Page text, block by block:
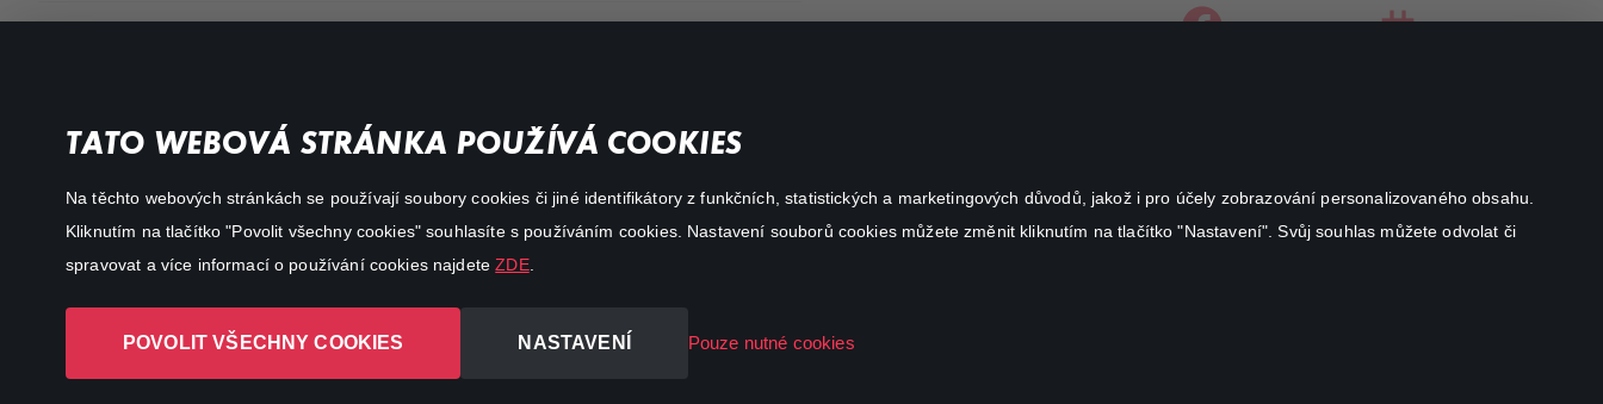
TATO WEBOVÁ STRÁNKA POUŽÍVÁ COOKIES
Na těchto webových stránkách se používají soubory cookies či jiné identifikátory z funkčních, statistických a marketingových důvodů, jakož i pro účely zobrazování personalizovaného obsahu.
Kliknutím na tlačítko "Povolit všechny cookies" souhlasíte s používáním cookies. Nastavení souborů cookies můžete změnit kliknutím na tlačítko "Nastavení". Svůj souhlas můžete odvolat či
spravovat a více informací o používání cookies najdeteZDE.
POVOLIT VŠECHNY COOKIES NASTAVENÍ Pouze nutné cookies
Akční
facebookinstagram
Canal+ Luxembourg S. à r.l. se sídlem Rue Albert Borschette 4,